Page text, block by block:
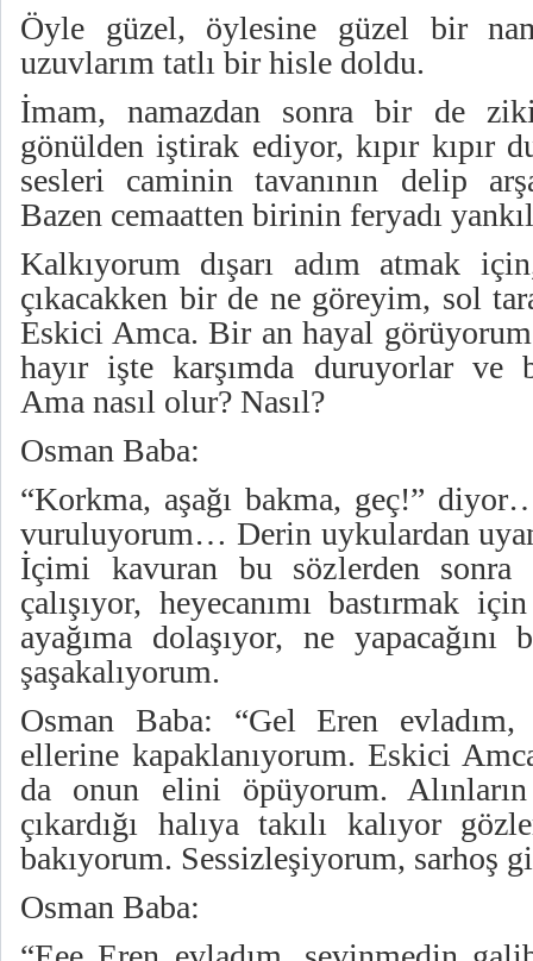
Öyle güzel, öylesine güzel bir
uzuvlarım tatlı bir hisle doldu.
İmam, namazdan sonra bir de
gönülden iştirak ediyor, kıpır kıpır
sesleri caminin tavanının delip
Bazen cemaatten birinin feryadı
Kalkıyorum dışarı adım atmak
çıkacakken bir de ne göreyim, sol
Eskici Amca. Bir an hayal görüyorum
hayır işte karşımda duruyorlar ve
Ama nasıl olur? Nasıl?
Osman Baba:
“Korkma, aşağı bakma, geç!”
vuruluyorum… Derin uykulardan
İçimi kavuran bu sözlerden sonra
çalışıyor, heyecanımı bastırmak
ayağıma dolaşıyor, ne
şaşakalıyorum.
Osman Baba: “Gel Eren
ellerine kapaklanıyorum. Eskici
da onun elini öpüyorum.
çıkardığı halıya takılı kalıyor
bakıyorum. Sessizleşiyorum, sarhoş
Osman Baba: